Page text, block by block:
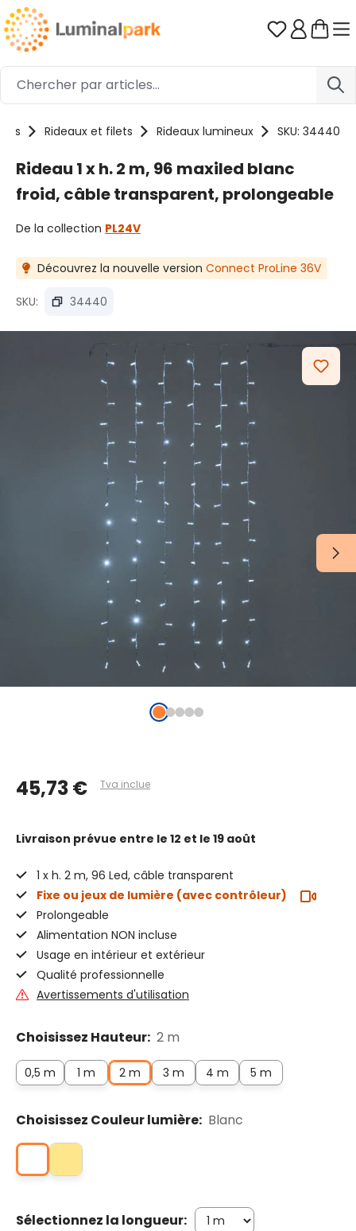
Passer au contenu principal Vous avez
Rideaux et filets Rideaux lumineux SKU: 34440
Rideau 1 x h. 2 m, 96 maxiled blanc
froid, câble transparent, prolongeable
De la collection PL24V
Découvrez la nouvelle version Connect ProLine 36V
SKU: 34440
Ignorer la galerie d'images
45,73 € Tva inclue
Livraison prévue entre le 12 et le 19 août
1 x h. 2 m, 96 Led, câble transparent
Fixe ou jeux de lumière (avec contrôleur)
Prolongeable
Alimentation NON incluse
Usage en intérieur et extérieur
Qualité professionnelle
Avertissements d'utilisation
Choisissez Hauteur: 2 m
0,5 m 1 m 2 m 3 m 4 m 5 m
Choisissez Couleur lumière: Blanc
Sélectionnez la longueur: